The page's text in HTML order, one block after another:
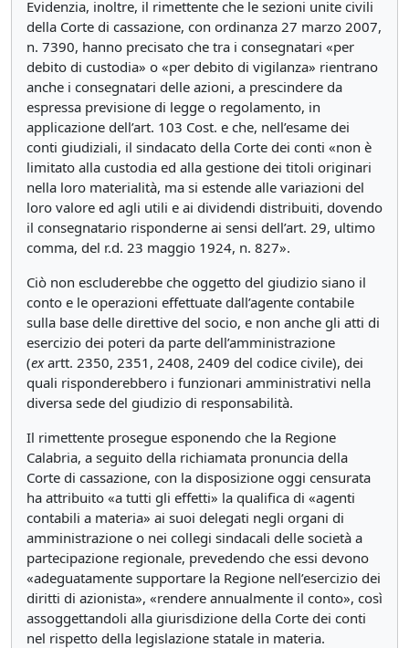
Evidenzia, inoltre, il rimettente che le sezioni unite civili
della Corte di cassazione, con ordinanza 27 marzo 2007,
n. 7390, hanno precisato che tra i consegnatari «per
debito di custodia» o «per debito di vigilanza» rientrano
anche i consegnatari delle azioni, a prescindere da
espressa previsione di legge o regolamento, in
applicazione dell’art. 103 Cost. e che, nell’esame dei
conti giudiziali, il sindacato della Corte dei conti «non è
limitato alla custodia ed alla gestione dei titoli originari
nella loro materialità, ma si estende alle variazioni del
loro valore ed agli utili e ai dividendi distribuiti, dovendo
il consegnatario risponderne ai sensi dell’art. 29, ultimo
comma, del r.d. 23 maggio 1924, n. 827».
Ciò non escluderebbe che oggetto del giudizio siano il
conto e le operazioni effettuate dall’agente contabile
sulla base delle direttive del socio, e non anche gli atti di
esercizio dei poteri da parte dell’amministrazione
(exartt. 2350, 2351, 2408, 2409 del codice civile), dei
quali risponderebbero i funzionari amministrativi nella
diversa sede del giudizio di responsabilità.
Il rimettente prosegue esponendo che la Regione
Calabria, a seguito della richiamata pronuncia della
Corte di cassazione, con la disposizione oggi censurata
ha attribuito «a tutti gli effetti» la qualifica di «agenti
contabili a materia» ai suoi delegati negli organi di
amministrazione o nei collegi sindacali delle società a
partecipazione regionale, prevedendo che essi devono
«adeguatamente supportare la Regione nell’esercizio dei
diritti di azionista», «rendere annualmente il conto», così
assoggettandoli alla giurisdizione della Corte dei conti
nel rispetto della legislazione statale in materia.